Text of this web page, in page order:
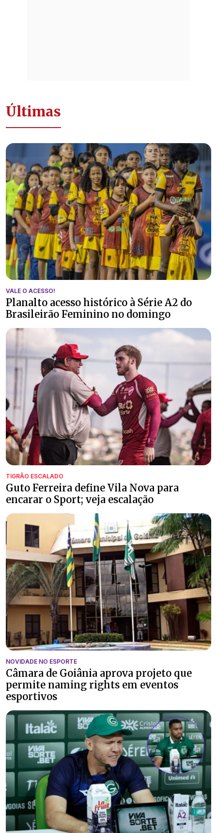
Últimas
VALE O ACESSO!
Planalto acesso histórico à Série A2 do
Brasileirão Feminino no domingo
TIGRÃO ESCALADO
Guto Ferreira define Vila Nova para
encarar o Sport; veja escalação
NOVIDADE NO ESPORTE
Câmara de Goiânia aprova projeto que
permite naming rights em eventos
esportivos